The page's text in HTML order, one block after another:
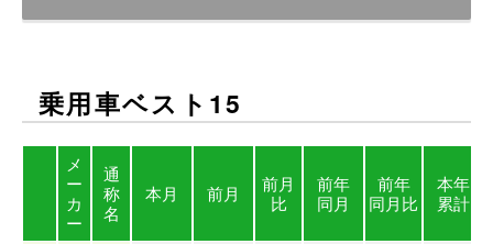
乗用車ベスト15
メ
ー
カ
ー
通
称
名
本月 前月
前月
比
前年
同月
前年
同月比
本年
累計